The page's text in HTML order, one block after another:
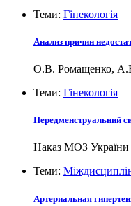
Теми: Гінекологія
Анализ причин
О.В. Ромащенко,
Теми: Гінекологія
Передменструальний
Наказ МОЗ України
Теми:
Артериальная